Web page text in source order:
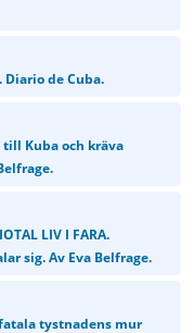
Diario de Cuba.
Kuba och kräva
LIV I FARA.
sig. Av Eva Belfrage.
tystnadens mur